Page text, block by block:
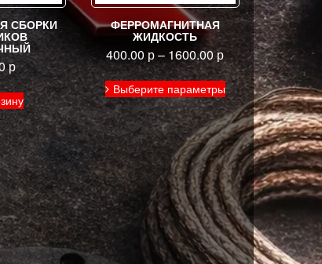
СБОРКИ
р
ФЕРРОМАГНИТНАЯ
ЖИДКОСТЬ
400.00 р– 1600.00р
Выберите параметры
Этот
товар
имеет
несколько
вариаций.
Опции
можно
выбрать
на
странице
товара.